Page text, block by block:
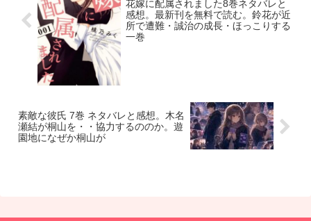
花嫁に配属されました8巻ネタバレと
感想。最新刊を無料で読む。鈴花が近
所で遭難・誠治の成長・ほっこりする
一巻
素敵な彼氏 7巻 ネタバレと感想。木名
瀬結が桐山を・・協力するののか。遊
園地になぜか桐山が